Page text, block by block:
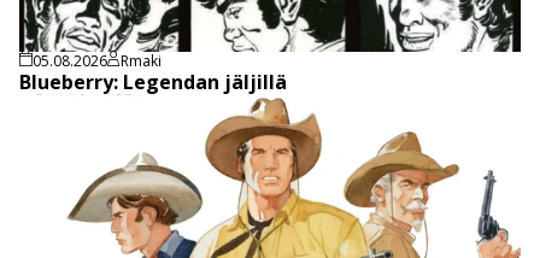
05.08.2026 Rmaki
Blueberry: Legendan jäljillä